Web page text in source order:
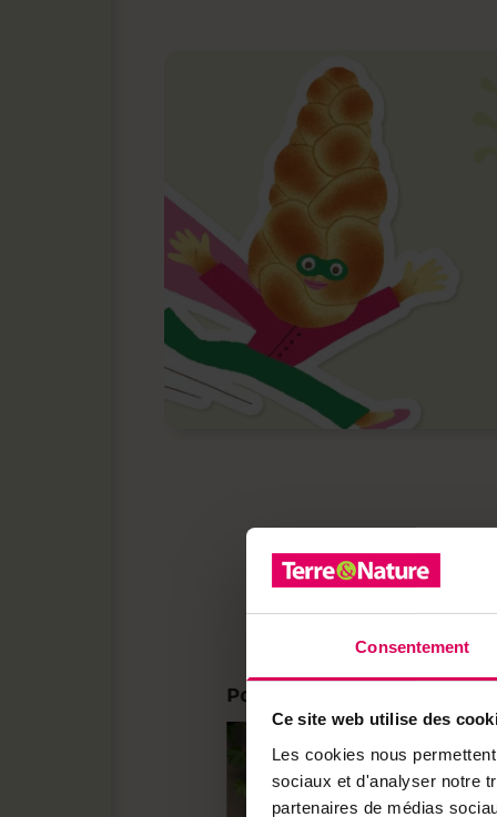
Consentement
Ce site web utilise des
Les cookies nous
sociaux et d'analyser notre
partenaires de médias
Portraits